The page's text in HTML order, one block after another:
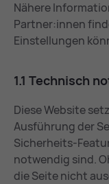
Nähere
Partner:innen
Einstellungen
1.1 Tech­nisch
Diese Website
Ausführung der
Sicherheits-
notwendig sind.
die Seite nicht